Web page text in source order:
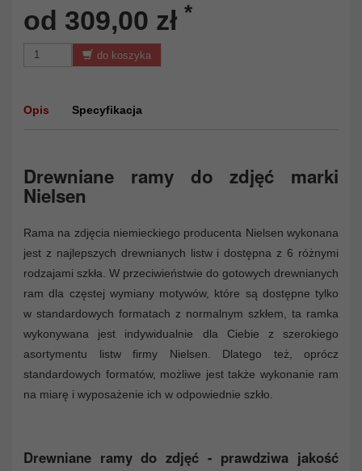
od 309,00 zł *
do koszyka
Opis Specyfikacja
Drewniane ramy do zdjęć marki
Nielsen
Rama na zdjęcia niemieckiego producenta Nielsen wykonana
jest z najlepszych drewnianych listw i dostępna z 6 różnymi
rodzajami szkła. W przeciwieństwie do gotowych drewnianych
ram dla częstej wymiany motywów, które są dostępne tylko
w standardowych formatach z normalnym szkłem, ta ramka
wykonywana jest indywidualnie dla Ciebie z szerokiego
asortymentu listw firmy Nielsen. Dlatego też, oprócz
standardowych formatów, możliwe jest także wykonanie ram
na miarę i wyposażenie ich w odpowiednie szkło.
Drewniane ramy do zdjęć - prawdziwa jakość